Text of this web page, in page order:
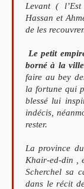
Levant (
Hassan et
de les
Le petit
borné à la
faire au bey
la fortune qui
blessé lui
indécis,
rester.
La province
Khair-ed-din ,
Scherchel sa
dans le récit